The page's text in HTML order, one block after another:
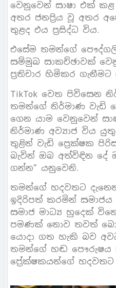
වෙනුවෙන් සාෂා එක්
අතර ජනප්‍රිය වූ අතර
තුළද එය ප්‍රසිද්ධ විය.
එසේම තමන්ගේ
සම්මුඛ සාකච්ඡාවක්
ප්‍රතිචාර හිමිකර
TikTok වෙත පිවිසෙන
තමන්ගේ නිර්මාණ වැඩි
ගෙන යාම වෙනුවෙන්
නිර්මාණ අව්‍යාජ විය
තුළින් වැඩි ප්‍රෙක්ෂක
බැවින් ඔබ අත්විඳින දේ
ගන්න” යනුවෙනි.
තමන්ගේ හදවතට දැනෙන
ඉදිරිපත් කරමින් සමාජය
සමාජ මාධ්‍ය හුදෙක්
පමණක් නොව තවත්
යොදා ගත හැකි බව
තමන්ගේ හඬ පෞරුෂය
ප්‍රේක්ෂකයන්ගේ